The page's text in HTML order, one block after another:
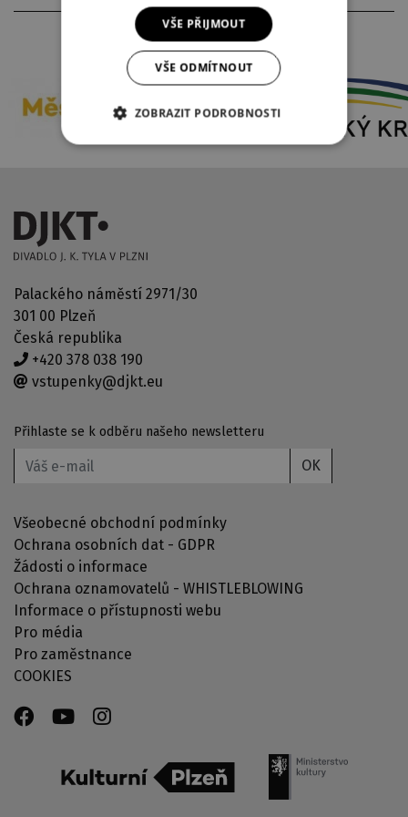
PARTNEŘI DIVADLA
Palackého náměstí 2971/30
301 00 Plzeň
Česká republika
+420 378 038 190
vstupenky@djkt.eu
Přihlaste se k odběru našeho newsletteru
OK
Všeobecné obchodní podmínky
Ochrana osobních dat - GDPR
Žádosti o informace
Ochrana oznamovatelů - WHISTLEBLOWING
Informace o přístupnosti webu
Pro média
Pro zaměstnance
COOKIES
VŠE PŘIJMOUT
VŠE ODMÍTNOUT
ZOBRAZIT PODROBNOSTI